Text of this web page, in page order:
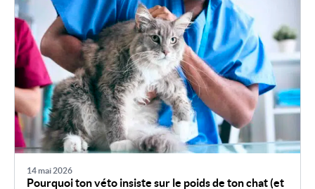
14 mai 2026
Pourquoi ton véto insiste sur le poids de ton chat (et